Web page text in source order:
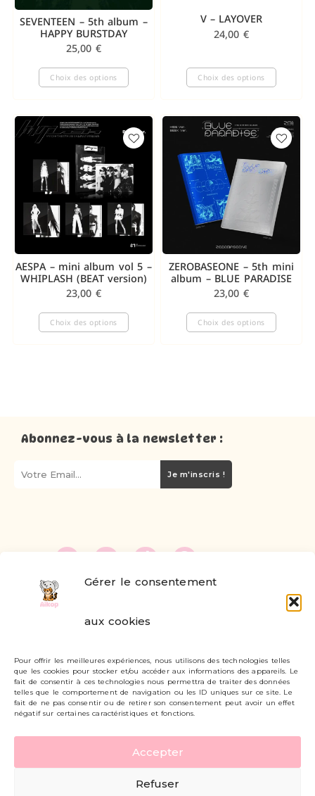
Gérer le consentement
aux cookies
Pour offrir les meilleures expériences, nous utilisons des technologies telles
que les cookies pour stocker et/ou accéder aux informations des appareils. Le
fait de consentir à ces technologies nous permettra de traiter des données
telles que le comportement de navigation ou les ID uniques sur ce site. Le
fait de ne pas consentir ou de retirer son consentement peut avoir un effet
négatif sur certaines caractéristiques et fonctions.
Accepter
Refuser
SEVENTEEN – 5th album –
HAPPY BURSTDAY
25,00 €
Choix des options
V – LAYOVER
24,00 €
Choix des options
AESPA – mini album vol 5 –
WHIPLASH (BEAT version)
23,00 €
Choix des options
ZEROBASEONE – 5th mini
album – BLUE PARADISE
23,00 €
Choix des options
Abonnez-vous à la newsletter :
Je m'inscris !
Livraisons et retours
Mon compte
Carte cadeau
Politique de confidentialité
Mentions légales - CGV